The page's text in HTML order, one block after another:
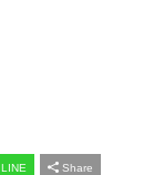
LINE Share